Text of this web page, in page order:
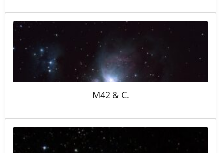
M42 & C.